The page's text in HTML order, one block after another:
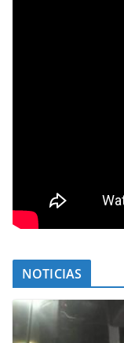
NOTICIAS